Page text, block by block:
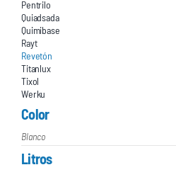
Pentrilo
Quiadsada
Quimibase
Rayt
Revetón
Titanlux
Tixol
Werku
Color
Blanco
Litros